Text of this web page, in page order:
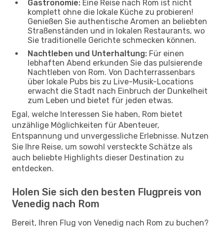
Gastronomie: Eine Reise nach Rom ist nicht
komplett ohne die lokale Küche zu probieren!
Genießen Sie authentische Aromen an beliebten
Straßenständen und in lokalen Restaurants, wo
Sie traditionelle Gerichte schmecken können.
Nachtleben und Unterhaltung: Für einen
lebhaften Abend erkunden Sie das pulsierende
Nachtleben von Rom. Von Dachterrassenbars
über lokale Pubs bis zu Live-Musik-Locations
erwacht die Stadt nach Einbruch der Dunkelheit
zum Leben und bietet für jeden etwas.
Egal, welche Interessen Sie haben, Rom bietet
unzählige Möglichkeiten für Abenteuer,
Entspannung und unvergessliche Erlebnisse. Nutzen
Sie Ihre Reise, um sowohl versteckte Schätze als
auch beliebte Highlights dieser Destination zu
entdecken.
Holen Sie sich den besten Flugpreis von
Venedig nach Rom
Bereit, Ihren Flug von Venedig nach Rom zu buchen?